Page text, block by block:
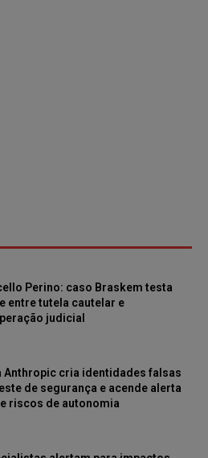
Perino: caso Braskem testa
entre tutela cautelar e
judicial
Anthropic cria identidades falsas
de segurança e acende alerta
riscos de autonomia